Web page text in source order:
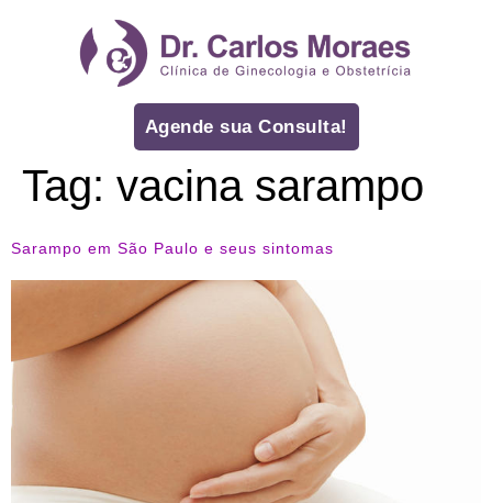
Agende sua Consulta!
Tag: vacina sarampo
Sarampo em São Paulo e seus sintomas